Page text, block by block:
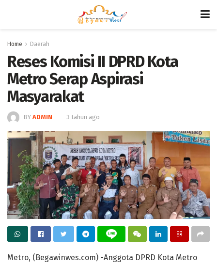
Home Daerah
Reses Komisi II DPRD Kota
Metro Serap Aspirasi
Masyarakat
BY ADMIN 3 tahun ago
Metro, (Begawinwes.com) -Anggota DPRD Kota Metro